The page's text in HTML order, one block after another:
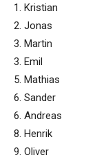
1. Kristian
2. Jonas
3. Martin
3. Emil
5. Mathias
6. Sander
6. Andreas
8. Henrik
9. Oliver